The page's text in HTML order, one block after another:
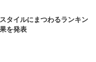
タイルにまつわるランキン
を発表